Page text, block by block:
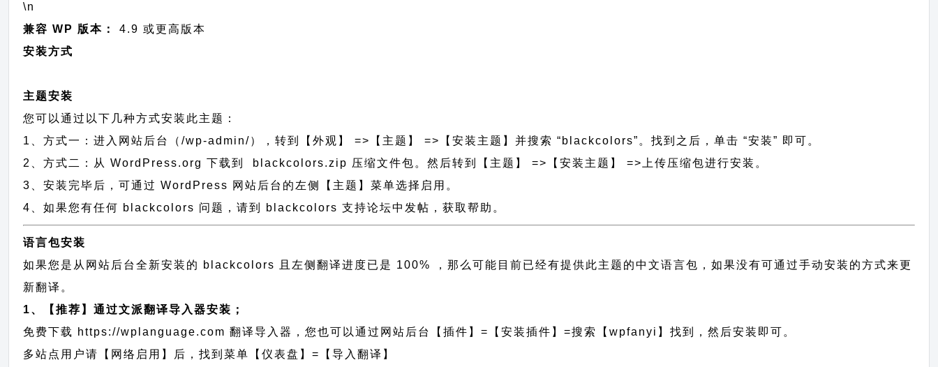
\n
兼容 WP 版本：
4.9 或更高版本
安装方式
主题安装
您可以通过以下几种方式安装此主题：
1、方式一：进入网站后台（/wp-admin/），转到【外观】 =>【主题】 =>【安装主题】并搜索 “blackcolors”。找到之后，单击 “安装” 即可。
2、方式二：从 WordPress.org 下载到 blackcolors.zip 压缩文件包。然后转到【主题】 =>【安装主题】 =>上传压缩包进行安装。
3、安装完毕后，可通过 WordPress 网站后台的左侧【主题】菜单选择启用。
4、如果您有任何 blackcolors 问题，请到 blackcolors 支持论坛中发帖，获取帮助。
语言包安装
如果您是从网站后台全新安装的 blackcolors 且左侧翻译进度已是 100% ，那么可能目前已经有提供此主题的中文语言包，如果没有可通过手动安装的方式来更
新翻译。
1、【推荐】通过文派翻译导入器安装；
免费下载 https://wplanguage.com 翻译导入器，您也可以通过网站后台【插件】=【安装插件】=搜索【wpfanyi】找到，然后安装即可。
多站点用户请【网络启用】后，找到菜单【仪表盘】=【导入翻译】